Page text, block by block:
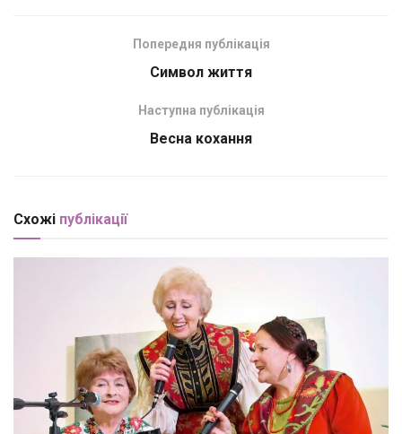
Попередня публікація
Символ життя
Наступна публікація
Весна кохання
Схожі публікації